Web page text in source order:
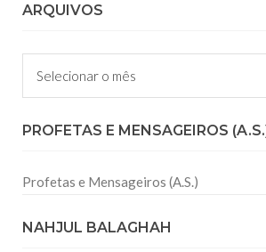
ARQUIVOS
Arquivos
PROFETAS E MENSAGEIROS
Profetas e Mensageiros (A.S.)
NAHJUL BALAGHAH